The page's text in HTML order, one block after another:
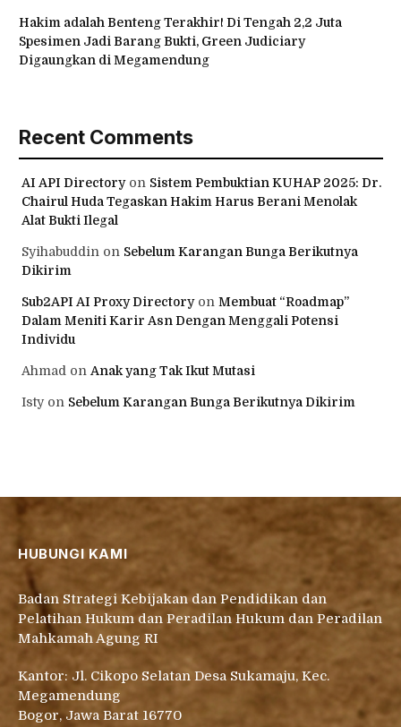
Hakim adalah Benteng Terakhir! Di Tengah 2,2 Juta
Spesimen Jadi Barang Bukti, Green Judiciary
Digaungkan di Megamendung
Recent Comments
AI API Directoryon Sistem Pembuktian KUHAP 2025: Dr.
Chairul Huda Tegaskan Hakim Harus Berani Menolak
Alat Bukti Ilegal
Syihabuddin on Sebelum Karangan Bunga Berikutnya
Dikirim
Sub2API AI Proxy Directoryon Membuat “Roadmap”
Dalam Meniti Karir Asn Dengan Menggali Potensi
Individu
Ahmad on Anak yang Tak Ikut Mutasi
Istyon Sebelum Karangan Bunga Berikutnya Dikirim
HUBUNGI KAMI
Badan Strategi Kebijakan dan Pendidikan dan
Pelatihan Hukum dan Peradilan Hukum dan Peradilan
Mahkamah Agung RI
Kantor: Jl. Cikopo Selatan Desa Sukamaju, Kec.
Megamendung
Bogor, Jawa Barat 16770